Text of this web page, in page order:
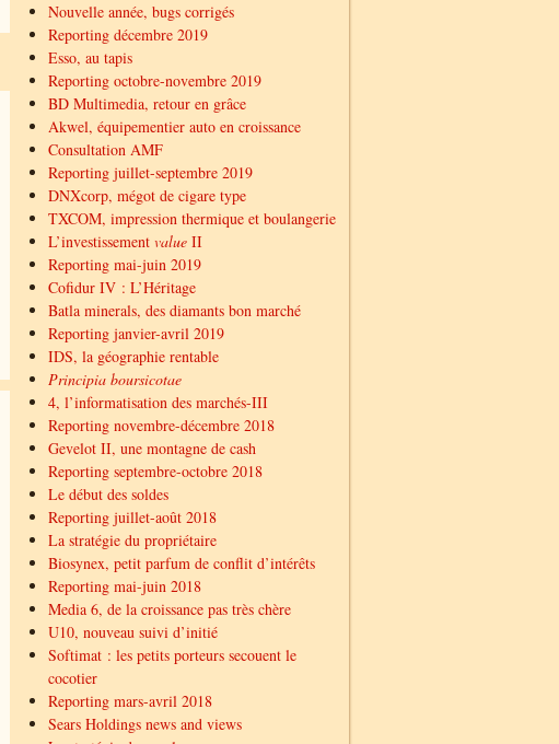
Nouvelle année, bugs corrigés
Reporting décembre 2019
Esso, au tapis
Reporting octobre-novembre 2019
BD Multimedia, retour en grâce
Akwel, équipementier auto en croissance
Consultation AMF
Reporting juillet-septembre 2019
DNXcorp, mégot de cigare type
TXCOM, impression thermique et boulangerie
L’investissement value II
Reporting mai-juin 2019
Cofidur IV : L’Héritage
Batla minerals, des diamants bon marché
Reporting janvier-avril 2019
IDS, la géographie rentable
Principia boursicotae
4, l’informatisation des marchés-III
Reporting novembre-décembre 2018
Gevelot II, une montagne de cash
Reporting septembre-octobre 2018
Le début des soldes
Reporting juillet-août 2018
La stratégie du propriétaire
Biosynex, petit parfum de conflit d’intérêts
Reporting mai-juin 2018
Media 6, de la croissance pas très chère
U10, nouveau suivi d’initié
Softimat : les petits porteurs secouent le
cocotier
Reporting mars-avril 2018
Sears Holdings news and views